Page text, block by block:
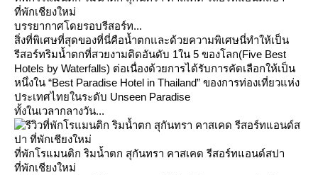
ที่พักเชียงใหม่
บรรยากาศโดยรอบรีสอร์ท...
สิ่งที่พิเศษที่สุดของที่นี่คือน้ำตกและด้วยความพิเศษนี่ทำให้เป็น
รีสอร์ทริมน้ำตกที่สวยงามติดอันดับ 1ใน 5 ของโลก(Five Best
Hotels by Waterfalls) ต่อเนื่องด้วยการได้รับการคัดเลือกให้เป็น
หนึ่งใน “Best Paradise Hotel in Thailand” ของการท่องเที่ยวแห่ง
ประเทศไทยในระดับ Unseen Paradise
ทั้งในเวลากลางวัน...
ที่พักโรแมนติก ริมน้ำตก สุกันทรา คาสเคด รีสอร์ทแอนด์สปา
ที่พักเชียงใหม่